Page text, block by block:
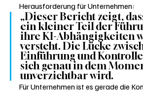
Herausforderung für Unternehmen:
„Dieser Bericht zeigt,
ein kleiner Teil der
ihre KI-Abhängigkeiten
versteht. Die Lücke
Einführung und
sich genau in dem
unverzichtbar wird.
Für Unternehmen ist es gerade die